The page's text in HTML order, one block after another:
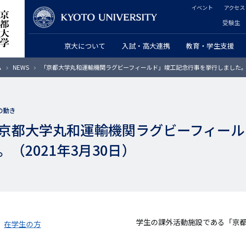
京大について 入試・高大連携 教育・学生支援
ヘ
ッ
ダ
ラ
ー
受験生
ッ
ダ
ー
リ
イベント アクセス
NEWS 「京都大学丸和運輸機関ラグビーフィールド」竣工記念行事を挙行しました
動き
京都大学丸和運輸機関ラグビーフィー
（2021年3月30日）
在学生の方
学生の課外活動施設である「京